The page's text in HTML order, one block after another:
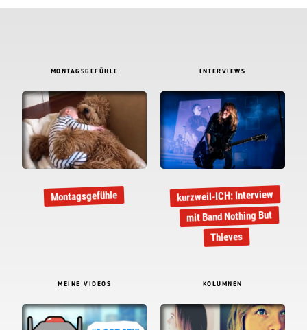
MONTAGSGEFÜHLE
Montagsgefühle
INTERVIEWS
kurzweil-ICH: Interview
mit Band Nothing But
Thieves
MEINE VIDEOS KOLUMNEN